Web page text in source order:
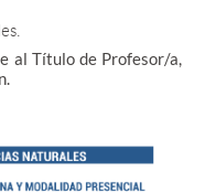
al Título de Profesor/a,